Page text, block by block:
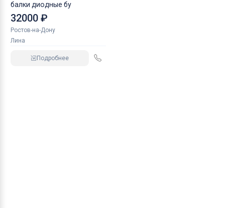
балки диодные бу
32000 ₽
Ростов-на-Дону
Лина
Подробнее